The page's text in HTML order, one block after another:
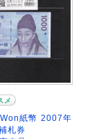
メ
紙幣 2007年
札券